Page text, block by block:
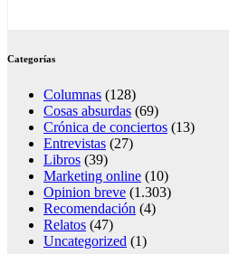
Categorías
Columnas (128)
Cosas absurdas (69)
Crónica de conciertos (13)
Entrevistas (27)
Libros (39)
Marketing online (10)
Opinion breve (1.303)
Recomendación (4)
Relatos (47)
Uncategorized (1)